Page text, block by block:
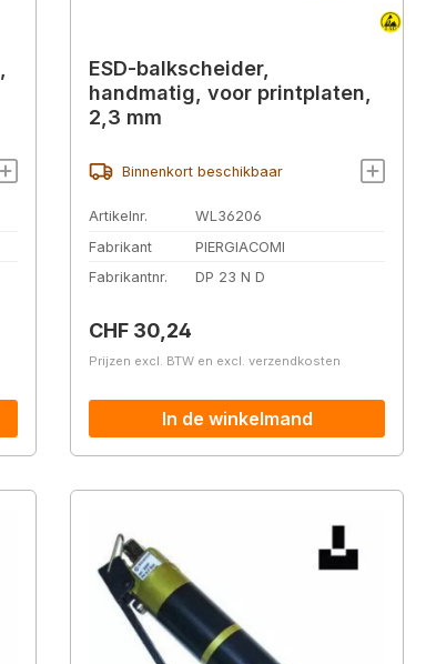
ESD-balkscheider,
handmatig, voor printplaten,
2,3 mm
Binnenkort beschikbaar
Artikelnr.
WL36206
Fabrikant
PIERGIACOMI
Fabrikantnr.
DP 23 N D
Normale prijs:
CHF 30,24
Prijzen excl. BTW en excl. verzendkosten
In de winkelmand